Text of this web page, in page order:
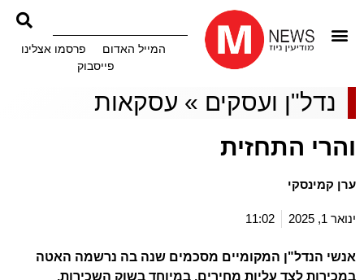
המייל האדום
פרסמו אצלינו
פייסבוק
נדל"ן ועסקים » עסקאות
והרי התחזית
ערן קמינסקי
ינואר 1, 2025 11:02
אנשי הנדל"ן המקומיים מסכמים שנה בה נרשמה האטה
במכירות לצד עליות מחירים, במיוחד בשוק השכירות,